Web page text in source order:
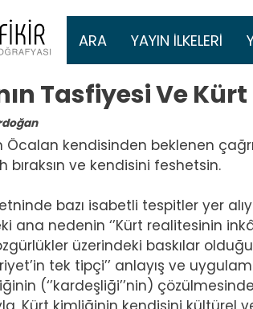
Ana gezinti
ARA YAYIN İLKELERI
Tasfiyesi Ve
Öcalan kendisinden beklenen
bıraksın ve kendisini feshetsin.
bazı isabetli tespitler yer
ana nedenin ‘’Kürt realitesinin
üzerindeki baskılar
tek tipçi’’ anlayış ve
(‘’kardeşliği’’nin)